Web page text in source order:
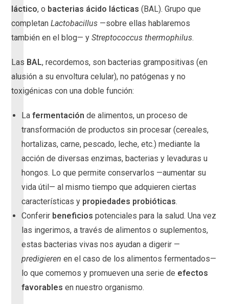
láctico, o bacterias ácido lácticas(BAL). Grupo que
completanLactobacillus —sobre ellas hablaremos
también en el blog— yStreptococcus thermophilus.
Las BAL, recordemos, son bacterias grampositivas (en
alusión a su envoltura celular), no patógenas y no
toxigénicas con una doble función:
Lafermentaciónde alimentos, un proceso de
transformación de productos sin procesar (cereales,
hortalizas, carne, pescado, leche, etc.) mediante la
acción de diversas enzimas, bacterias y levaduras u
hongos. Lo que permite conservarlos —aumentar su
vida útil— al mismo tiempo que adquieren ciertas
características y propiedades probióticas.
Conferir beneficios potenciales para la salud. Una vez
las ingerimos, a través de alimentos o suplementos,
estas bacterias vivas nos ayudan a digerir —
predigieren en el caso de los alimentos fermentados—
lo que comemos y promueven una serie de efectos
favorables en nuestro organismo.